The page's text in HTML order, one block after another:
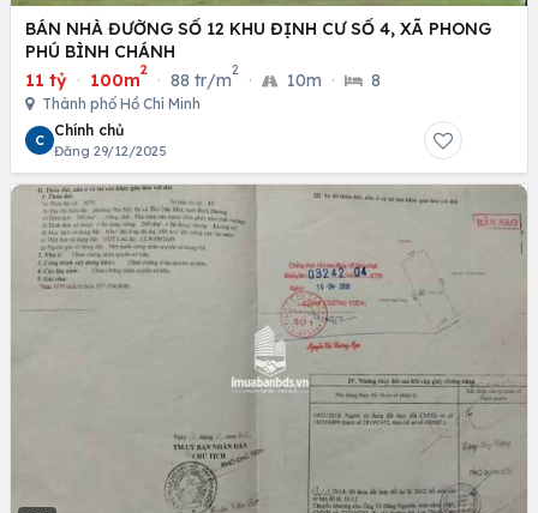
BÁN NHÀ ĐƯỜNG SỐ 12 KHU ĐỊNH CƯ SỐ 4, XÃ PHONG
PHÚ BÌNH CHÁNH
11 tỷ · 100m
2
· 88 tr/m
2
· 10m · 8
Thành phố Hồ Chí Minh
C
Chính chủ
Đăng 29/12/2025